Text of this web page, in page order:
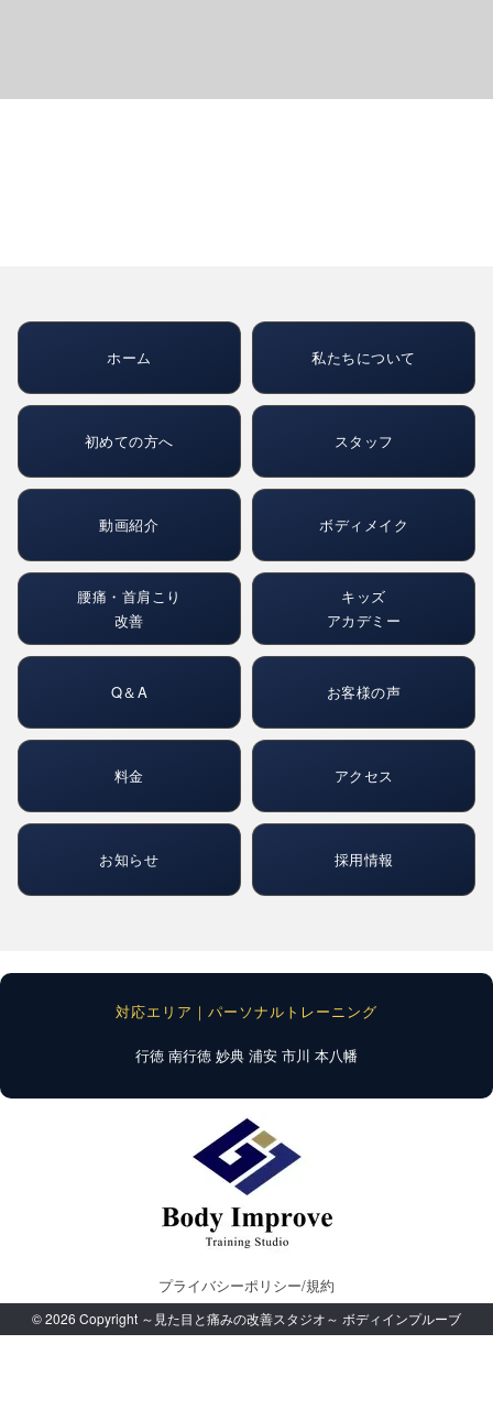
ホーム 私たちについて
初めての方へ スタッフ
動画紹介 ボディメイク
腰痛・首肩こり
改善
キッズ
アカデミー
Q＆A お客様の声
料金 アクセス
お知らせ 採用情報
対応エリア｜パーソナルトレーニング
行徳 南行徳 妙典 浦安 市川 本八幡
プライバシーポリシー/規約
© 2026 Copyright ～見た目と痛みの改善スタジオ～ ボディインプルーブ